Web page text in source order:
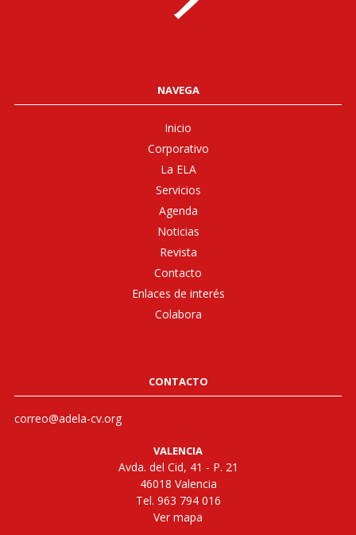
NAVEGA
Inicio
Corporativo
La ELA
Servicios
Agenda
Noticias
Revista
Contacto
Enlaces de interés
Colabora
CONTACTO
correo@adela-cv.org
VALENCIA
Avda. del Cid, 41 - P. 21
46018 Valencia
Tel. 963 794 016
Ver mapa